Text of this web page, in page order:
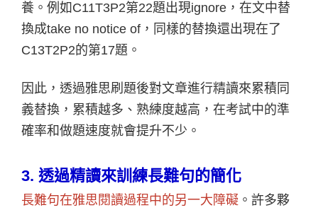
養。例如C11T3P2第22題出現ignore，在文中替
換成take no notice of，同樣的替換還出現在了
C13T2P2的第17題。
因此，透過雅思刷題後對文章進行精讀來累積同
義替換，累積越多、熟練度越高，在考試中的準
確率和做題速度就會提升不少。
3. 透過精讀來訓練長難句的簡化
長難句在雅思閱讀過程中的另一大障礙 。許多夥